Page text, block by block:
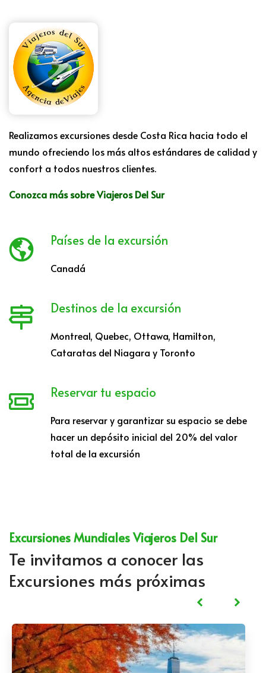
Realizamos excursiones desde Costa Rica hacia todo el
mundo ofreciendo los más altos estándares de calidad y
confort a todos nuestros clientes.
Conozca más sobre Viajeros Del Sur
Países de la excursión
Canadá
Destinos de la excursión
Montreal, Quebec, Ottawa, Hamilton,
Cataratas del Niagara y Toronto
Reservar tu espacio
Para reservar y garantizar su espacio se debe
hacer un depósito inicial del 20% del valor
total de la excursión
Excursiones Mundiales Viajeros Del Sur
Te invitamos a conocer las
Excursiones más próximas